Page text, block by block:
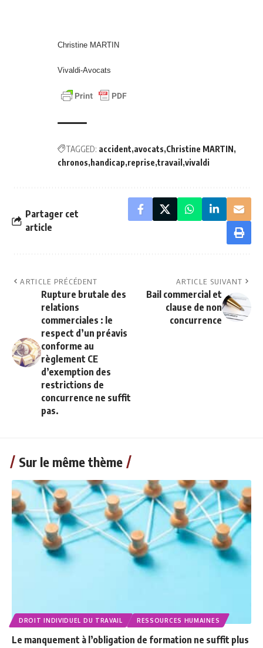
Christine MARTIN
Vivaldi-Avocats
TAGGED: accident avocats Christine MARTIN
chronos handicap reprise travail vivaldi
Partager cet
article
ARTICLE PRÉCÉDENT
Rupture brutale des
relations
commerciales : le
respect d’un préavis
conforme au
règlement CE
d’exemption des
restrictions de
concurrence ne suffit
pas.
ARTICLE SUIVANT
Bail commercial et
clause de non
concurrence
Sur le même thème
DROIT INDIVIDUEL DU TRAVAIL RESSOURCES HUMAINES
Le manquement à l’obligation de formation ne suffit plus